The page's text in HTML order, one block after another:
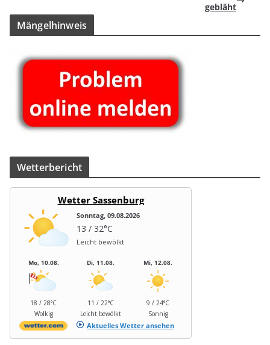
gebläht
Män­gel­hin­weis
Wet­ter­be­richt
Wetter Sassenburg
Sonntag, 09.08.2026
13 / 32°C
Leicht bewölkt
Mo, 10.08.
18 / 28°C
Wolkig
Di, 11.08.
11 / 22°C
Leicht bewölkt
Mi, 12.08.
9 / 24°C
Sonnig
Aktuelles Wetter ansehen